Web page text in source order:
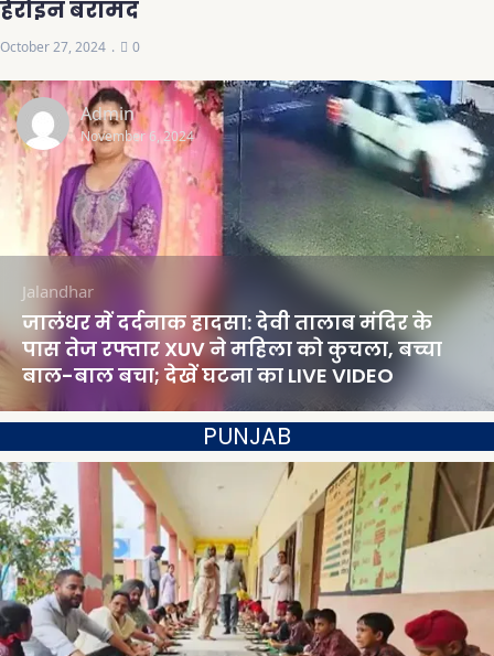
हेरोइन बरामद
October 27, 2024 0
Admin
November 6, 2024
Jalandhar
जालंधर में दर्दनाक हादसा: देवी तालाब मंदिर के
पास तेज रफ्तार XUV ने महिला को कुचला, बच्चा
बाल-बाल बचा; देखें घटना का LIVE VIDEO
PUNJAB